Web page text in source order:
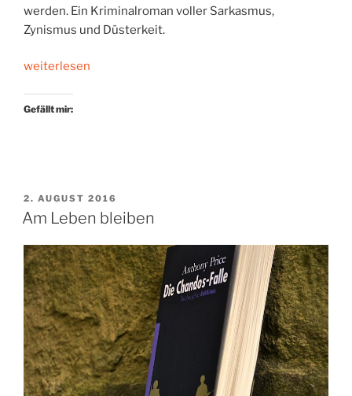
werden. Ein Kriminalroman voller Sarkasmus,
Zynismus und Düsterkeit.
„Düstere
weiterlesen
Gefällt mir:
VERÖFFENTLICHT
AM
2. AUGUST 2016
Am Leben bleiben